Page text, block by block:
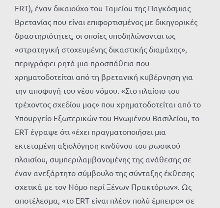
ERT), έναν δικαιούχο του Ταμείου της Παγκόσμιας
Βρετανίας που είναι επιφορτισμένος με δικηγορικές
δραστηριότητες, οι οποίες υποδηλώνονται ως
«στρατηγική στοχευμένης δικαστικής διαμάχης»,
περιγράφει ρητά μια προσπάθεια που
χρηματοδοτείται από τη βρετανική κυβέρνηση για
την αποφυγή του νέου νόμου. «Στο πλαίσιο του
τρέχοντος σχεδίου μας» που χρηματοδοτείται από το
Υπουργείο Εξωτερικών του Ηνωμένου Βασιλείου, το
ERT έγραψε ότι «έχει πραγματοποιήσει μια
εκτεταμένη αξιολόγηση κινδύνου του ρωσικού
πλαισίου, συμπεριλαμβανομένης της ανάθεσης σε
έναν ανεξάρτητο σύμβουλο της σύνταξης έκθεσης
σχετικά με τον Νόμο περί Ξένων Πρακτόρων». Ως
αποτέλεσμα, «το ERT είναι πλέον πολύ έμπειρο» σε